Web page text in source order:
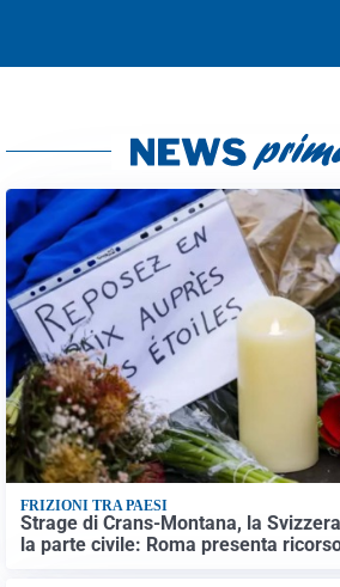
FRIZIONI TRA PAESI
Strage di Crans-Montana, la
la parte civile: Roma presenta